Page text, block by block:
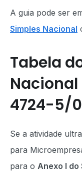
A guia pode ser
Simples Nacional
Tabela
Nacional
4724-5/
Se a atividade
para
para o Anexo I do